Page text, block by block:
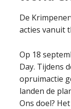
De
acties vanuit
Op 18
Day. Tijdens
opruimactie
landen de
Ons doel?